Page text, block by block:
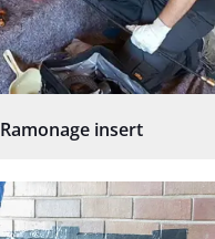
Ramonage insert